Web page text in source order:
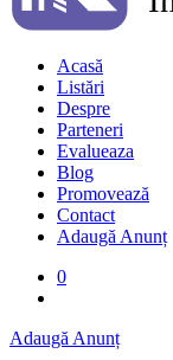
Acasă
Listări
Despre
Parteneri
Evalueaza
Blog
Promovează
Contact
Adaugă Anunț
0
Adaugă Anunț